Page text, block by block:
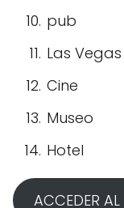
pub
Las Vegas
Cine
Museo
Hotel
ACCEDER